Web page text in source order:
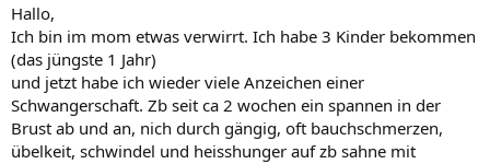
Hallo,
Ich bin im mom etwas verwirrt. Ich habe 3 Kinder bekommen
(das jüngste 1 Jahr)
und jetzt habe ich wieder viele Anzeichen einer
Schwangerschaft. Zb seit ca 2 wochen ein spannen in der
Brust ab und an, nich durch gängig, oft bauchschmerzen,
übelkeit, schwindel und heisshunger auf zb sahne mit